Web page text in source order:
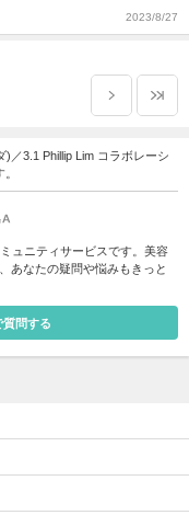
2023/8/27
／3.1 Phillip Lim コラボレーシ
ュニティサービスです。美容
あなたの疑問や悩みもきっと
問する